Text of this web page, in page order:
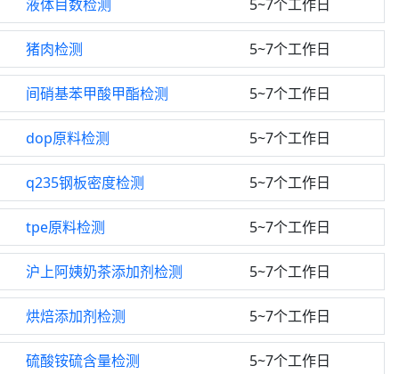
液体目数检测 5~7个工作日
猪肉检测 5~7个工作日
间硝基苯甲酸甲酯检测 5~7个工作日
dop原料检测 5~7个工作日
q235钢板密度检测 5~7个工作日
tpe原料检测 5~7个工作日
沪上阿姨奶茶添加剂检测 5~7个工作日
烘焙添加剂检测 5~7个工作日
硫酸铵硫含量检测 5~7个工作日